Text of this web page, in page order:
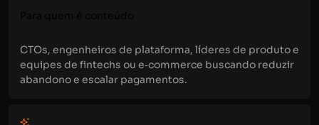
CTOs, engenheiros de plataforma, líderes de produto e
equipes de fintechs ou e‑commerce buscando reduzir
abandono e escalar pagamentos.